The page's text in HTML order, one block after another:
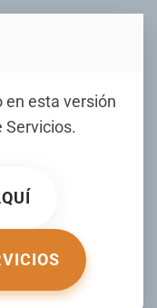
en esta versión
Servicios.
cese